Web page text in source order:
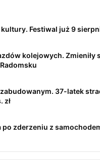
Festiwal już 9
kolejowych. Zmieniły
37-latek
zł
zderzeniu z